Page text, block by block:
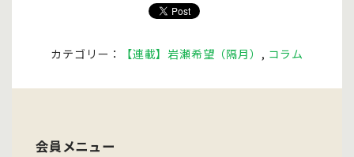
カテゴリー： 【連載】岩瀬希望（隔月） , コラム
会員メニュー